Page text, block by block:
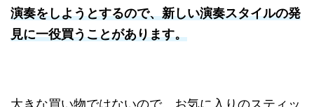
演奏をしようとするので、新しい演奏スタイルの発
見に一役買うことがあります。
大きな買い物ではないので、お気に入りのスティッ